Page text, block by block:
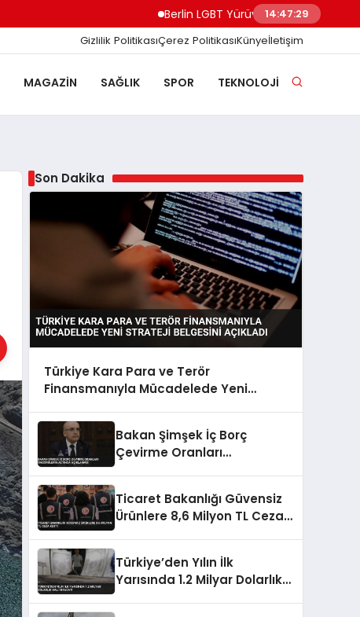
Berlin LGBT Yürüyüşünde Minibüs
14:47:30
Gizlilik PolitikasıÇerez PolitikasıKünyeİletişim
MAGAZIN SAĞLIK SPOR TEKNOLOJI
Son Dakika
Türkiye Kara Para ve Terör
Finansmanıyla Mücadelede Yeni
Bakan Şimşek İç Borç
Çevirme Oranları
Ticaret Bakanlığı Güvensiz
Ürünlere 8,6 Milyon TL Ceza
Türkiye’den Yılın İlk
Yarısında 1.2 Milyar Dolarlık